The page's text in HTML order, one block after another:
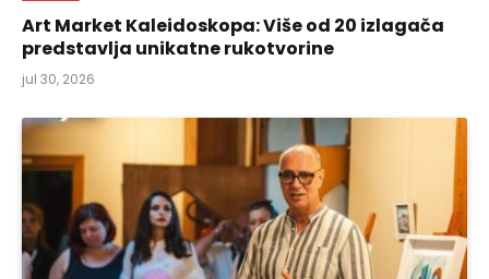
Art Market Kaleidoskopa: Više od 20 izlagača
predstavlja unikatne rukotvorine
jul 30, 2026